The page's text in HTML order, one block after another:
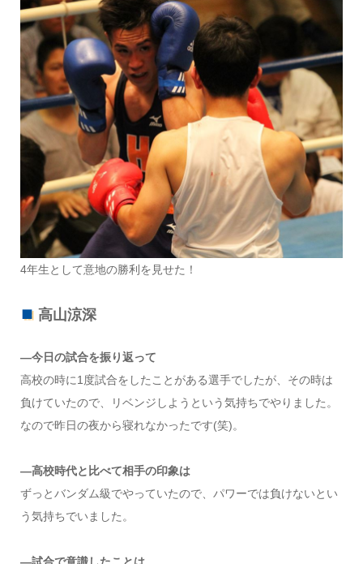
4年生として意地の勝利を見せた！
高山涼深
―今日の試合を振り返って
高校の時に1度試合をしたことがある選手でしたが、その時は
負けていたので、リベンジしようという気持ちでやりました。
なので昨日の夜から寝れなかったです(笑)。
―高校時代と比べて相手の印象は
ずっとバンダム級でやっていたので、パワーでは負けないとい
う気持ちでいました。
―試合で意識したことは